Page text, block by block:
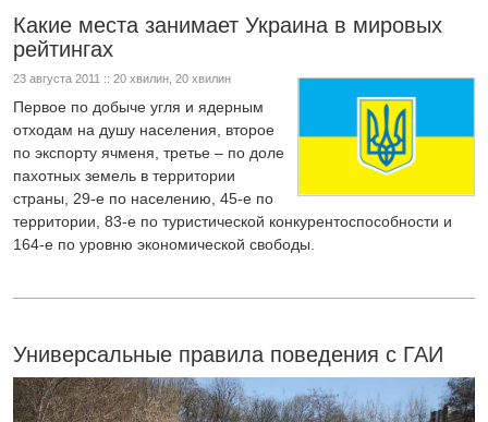
Какие места занимает Украина в мировых
рейтингах
23 августа 2011 :: 20 хвилин, 20 хвилин
Первое по добыче угля и ядерным
отходам на душу населения, второе
по экспорту ячменя, третье – по доле
пахотных земель в территории
страны, 29-е по населению, 45-е по
территории, 83-е по туристической конкурентоспособности и
164-е по уровню экономической свободы.
Универсальные правила поведения с ГАИ